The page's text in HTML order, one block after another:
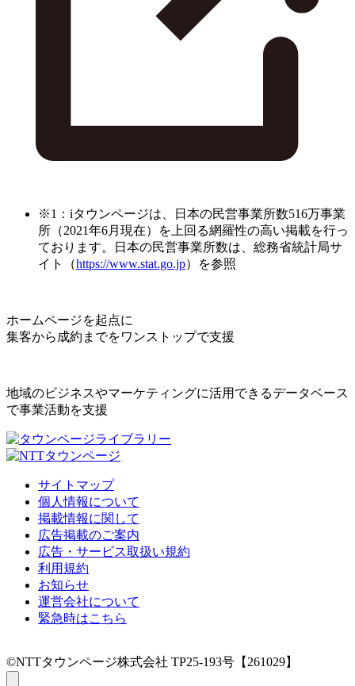
※1：iタウンページは、日本の民営事業所数516万事業
所（2021年6月現在）を上回る網羅性の高い掲載を行っ
ております。日本の民営事業所数は、総務省統計局サ
イト（https://www.stat.go.jp）を参照
ホームページを起点に
集客から成約までをワンストップで支援
地域のビジネスやマーケティングに活用できるデータベース
で事業活動を支援
サイトマップ
個人情報について
掲載情報に関して
広告掲載のご案内
広告・サービス取扱い規約
利用規約
お知らせ
運営会社について
緊急時はこちら
©NTTタウンページ株式会社 TP25-193号【261029】